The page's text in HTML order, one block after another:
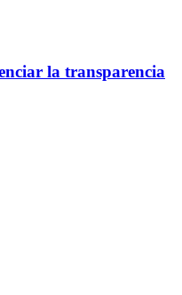
la transparencia